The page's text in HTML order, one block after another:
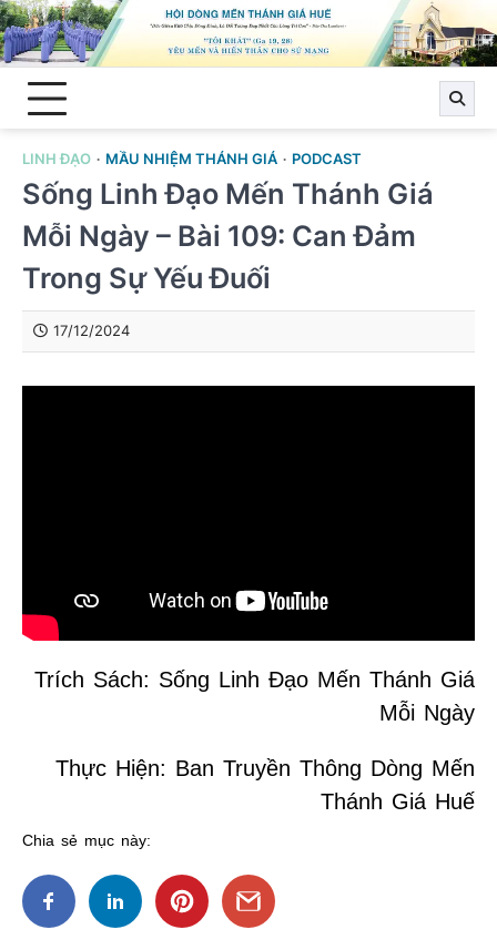
Skip
to
content
LINH ĐẠO MẦU NHIỆM THÁNH GIÁ PODCAST
Sống Linh Đạo Mến Thánh Giá
Mỗi Ngày – Bài 109: Can Đảm
Trong Sự Yếu Đuối
17/12/2024
Trích Sách: Sống Linh Đạo Mến Thánh Giá
Mỗi Ngày
Thực Hiện: Ban Truyền Thông Dòng Mến
Thánh Giá Huế
Chia sẻ mục này: